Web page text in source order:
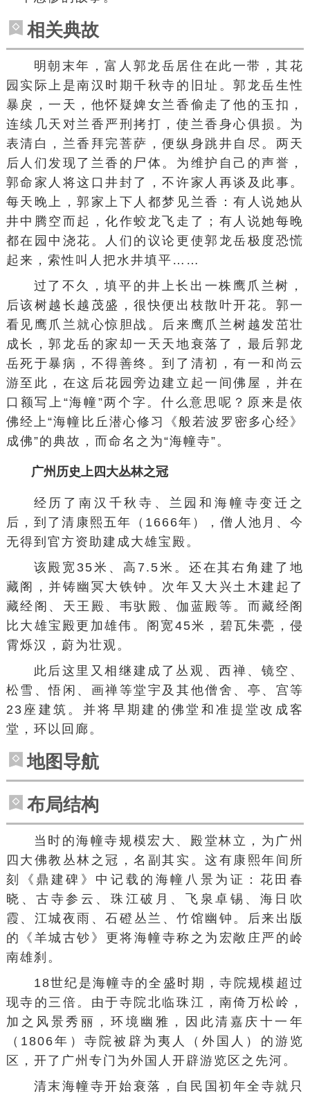
相关典故
明朝末年，富人郭龙岳居住在此一带，其花
园实际上是南汉时期千秋寺的旧址。郭龙岳生性
暴戾，一天，他怀疑婢女兰香偷走了他的 玉扣 ，
连续几天对兰香严刑拷打，使兰香身心俱损。为
表清白，兰香拜完菩萨，便纵身跳井自尽。两天
后人们发现了兰香的尸体。为维护自己的声誉，
郭命家人将这口井封了，不许家人再谈及此事。
每天晚上，郭家上下人都梦见兰香：有人说她从
井中腾空而起，化作蛟龙飞走了；有人说她每晚
都在园中浇花。人们的议论更使郭龙岳极度恐慌
起来，索性叫人把水井填平……
过了不久，填平的井上长出一株鹰爪兰树，
后该树越长越茂盛，很快便出枝散叶开花。 郭一
看见鹰爪兰就心惊胆战。后来鹰爪兰树越发茁壮
成长，郭龙岳的家却一天天地衰落了，最后郭龙
岳死于暴病，不得善终。到了清初，有一和尚云
游至此，在这后花园旁边建立起一间佛屋，并在
口额写上“海幢”两个字。什么意思呢？原来是依
佛经上“海幢 比丘 潜心修习
《般若波罗密多心经》
成佛”的典故，而命名之为“海幢寺”。
广州历史上四大丛林之冠
经历了南汉千秋寺、 兰园和海幢寺变迁之
后，到了清康熙五年（1666年），僧人池月、今
无得到官方资助建成大雄宝殿。
该殿宽35米、高7.5米。还在其右角建了地
藏阁，并铸幽冥大铁钟。次年又大兴土木建起了
藏经阁、 天王殿 、韦驮殿、伽蓝殿等。而藏经阁
比大雄宝殿更加雄伟。阁宽45米， 碧瓦朱甍 ，侵
霄烁汉，蔚为壮观。
此后这里又相继建成了丛观、西禅、镜空、
松雪、悟闲、画禅等堂宇及其他僧舍、亭、宫等
23座建筑。并将早期建的佛堂和准提堂改成客
堂，环以 回廊。
地图导航
布局结构
当时的海幢寺规模宏大、殿堂林立，为广州
四大佛教丛林之冠，名副其实。这有康熙年间所
刻《鼎建碑》中记载的海幢八景为证：花田春
晓 、古寺参云、珠江破月、飞泉卓锡 、海日吹
霞、江城夜雨、石磴 丛兰 、竹馆幽钟。后来出版
的
《羊城古钞》 更将海幢寺称之为宏敞庄严的岭
南雄刹。
18世纪是海幢寺的全盛时期，寺院规模超过
现寺的三倍。由于寺院北临珠江，南倚万松岭，
加之风景秀丽，环境幽雅，因此清嘉庆十一年
（1806年）寺院被辟为夷人（外国人）的游览
区，开了广州专门为外国人开辟游览区之先河。
清末海幢寺开始衰落，自民国初年全寺就只